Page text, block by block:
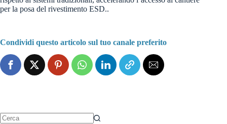
per la posa del rivestimento ESD..
Condividi questo articolo sul tuo canale preferito